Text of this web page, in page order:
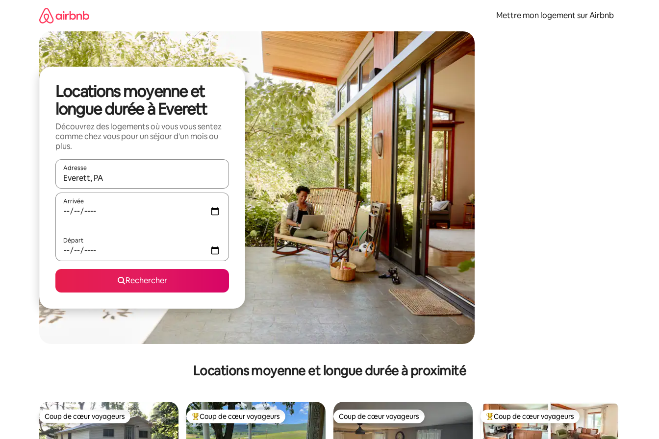
Mettre mon logement sur Airbnb
Locations moyenne et
longue durée à Everett
Découvrez des logements où vous vous sentez
comme chez vous pour un séjour d'un mois ou
plus.
Adresse
Lorsque les résultats s'affichent, utilisez les flèches vers le haut et vers le bas pour les parcourir ou en appuyant et en faisant glisser.
Arrivée
Départ
Rechercher
Locations moyenne et longue durée à proximité
Coup de cœur voyageurs
Coup de cœur voyageurs Coups de cœur voyageurs les plus appréciés
Coup de cœur voyageurs Coup de cœur voyageurs
Coup de cœur voyageurs Coups de cœur voyageurs les plus appréciés
Coup de cœur voyageurs